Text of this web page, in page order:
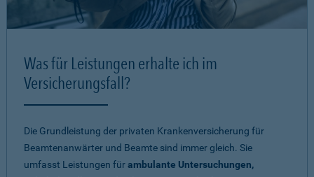
Was für Leistungen erhalte ich im
Versicherungsfall?
Die Grundleistung der privaten Krankenversicherung für
Beamtenanwärter und Beamte sind immer gleich. Sie
umfasst Leistungen fürambulante Untersuchungen,